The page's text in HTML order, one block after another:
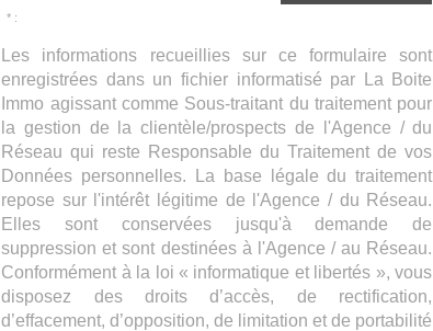
* :
Les informations recueillies sur ce formulaire sont
enregistrées dans un fichier informatisé par La Boite
Immo agissant comme Sous-traitant du traitement pour
la gestion de la clientèle/prospects de l'Agence / du
Réseau qui reste Responsable du Traitement de vos
Données personnelles. La base légale du traitement
repose sur l'intérêt légitime de l'Agence / du Réseau.
Elles sont conservées jusqu'à demande de
suppression et sont destinées à l'Agence / au Réseau.
Conformément à la loi « informatique et libertés », vous
disposez des droits d’accès, de rectification,
d’effacement, d’opposition, de limitation et de portabilité